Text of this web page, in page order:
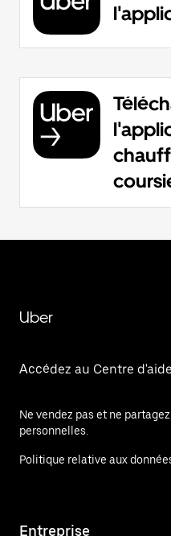
Uber
Accédez au Centre d'aide
Ne vendez pas et ne
personnelles.
Politique relative aux
Entreprise